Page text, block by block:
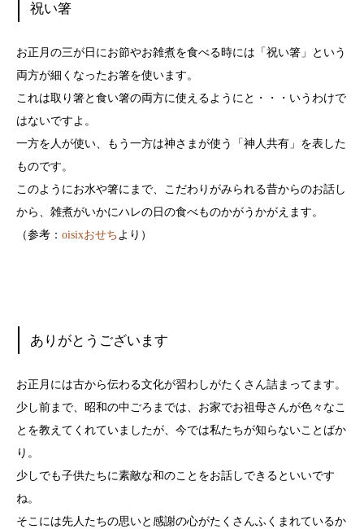
祝い箸
お正月の三が日にお節やお雑煮を食べる時には「祝い箸」という
両方が細くなったお箸を使います。
これは取り箸と食い箸の両方に使えるようにと・・・いうわけで
はないですよ。
一方を人が使い、もう一方は神さまが使う「神人共有」を表した
ものです。
このようにお水や箸にまで、こだわりがみられる昔からのお話し
から、雑煮がいかにハレの日の食べものかがうかがえます。
（参考： oisixおせちより）
ありがとうございます
お正月には古から伝わる文化が習わしがたくさん詰まってます。
少し前まで、昭和の中ごろまでは、お家でお祖母さんが色々なこ
とを教えてくれていましたが、今では私たちが知らないことばか
り。
少しでも子供たちに素敵な和のことをお話しできるといいです
ね。
そこには先人たちの思いと感謝の心がたくさんふくまれているか